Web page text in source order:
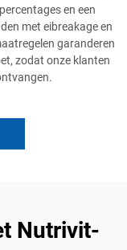
en een
met eibreakage en
garanderen
zodat onze klanten
Nutrivit-